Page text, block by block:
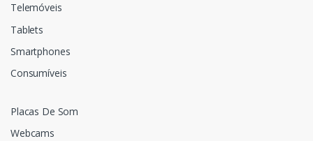
Telemóveis
Tablets
Smartphones
Consumíveis
Placas De Som
Webcams